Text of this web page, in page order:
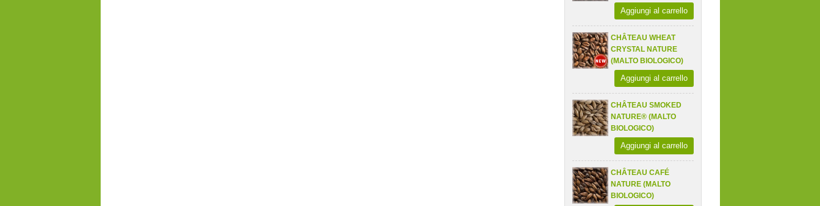
Aggiungi al carrello
CHÂTEAU WHEAT
CRYSTAL NATURE
(MALTO BIOLOGICO)
Aggiungi al carrello
CHÂTEAU SMOKED
NATURE® (MALTO
BIOLOGICO)
Aggiungi al carrello
CHÂTEAU CAFÉ
NATURE (MALTO
BIOLOGICO)